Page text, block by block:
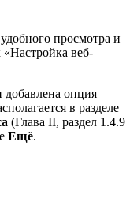
просмотра и
«Настройка веб-
опция
в разделе
(Глава II, раздел 1.4.9
Ещё.